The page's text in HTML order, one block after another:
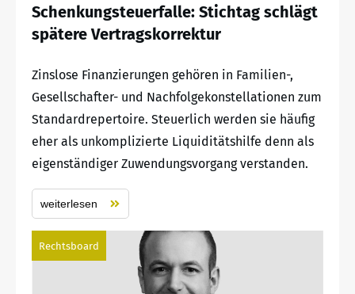
Schenkungsteuerfalle: Stichtag schlägt
spätere Vertragskorrektur
Zinslose Finanzierungen gehören in Familien-,
Gesellschafter- und Nachfolgekonstellationen zum
Standardrepertoire. Steuerlich werden sie häufig
eher als unkomplizierte Liquiditätshilfe denn als
eigenständiger Zuwendungsvorgang verstanden.
weiterlesen
Rechtsboard